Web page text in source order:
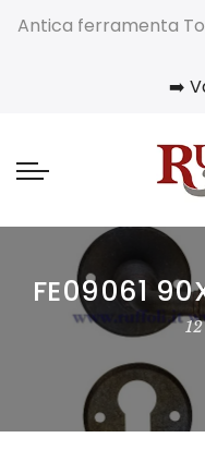
Antica ferramenta
➡️
FE09061